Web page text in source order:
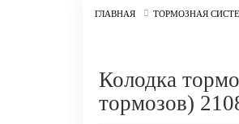
ГЛАВНАЯ ТОРМОЗНАЯ
Колодка
тормозов)